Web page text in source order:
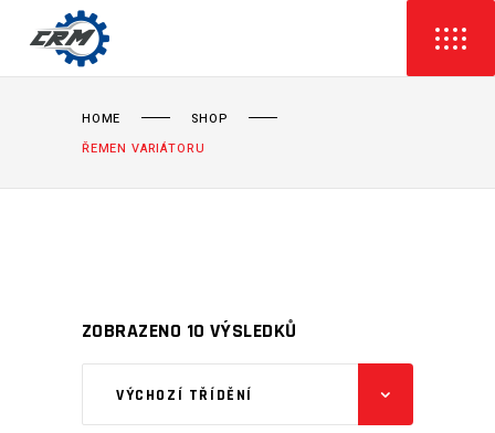
HOME
SHOP
ŘEMEN VARIÁTORU
ZOBRAZENO 10 VÝSLEDKŮ
VÝCHOZÍ TŘÍDĚNÍ